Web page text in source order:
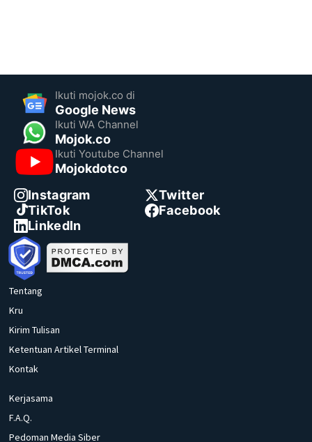
Ikuti mojok.co di
Google News
Ikuti WA Channel
Mojok.co
Ikuti Youtube Channel
Mojokdotco
Instagram
Twitter
TikTok
Facebook
LinkedIn
Tentang
Kru
Kirim Tulisan
Ketentuan Artikel Terminal
Kontak
Kerjasama
F.A.Q.
Pedoman Media Siber